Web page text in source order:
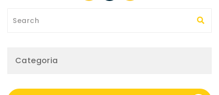
Categoria